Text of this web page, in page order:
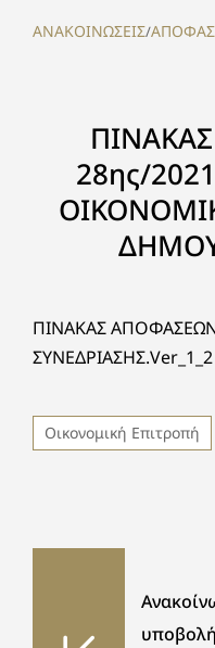
ΑΝΑΚΟΙΝΩΣΕΙΣ/
28ης/
ΠΙΝΑΚΑΣ ΑΠΟΦΑΣΕΩΝ
ΣΥΝΕΔΡΙΑΣΗΣ.Ver_1_2
Οικονομική Επιτροπή